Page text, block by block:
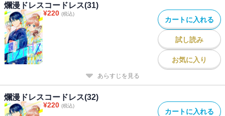
爛漫ドレスコードレス(31)
¥220 (税込)
カートに入れる
試し読み
お気に入り
あらすじを見る
爛漫ドレスコードレス(32)
¥220 (税込)
カートに入れる